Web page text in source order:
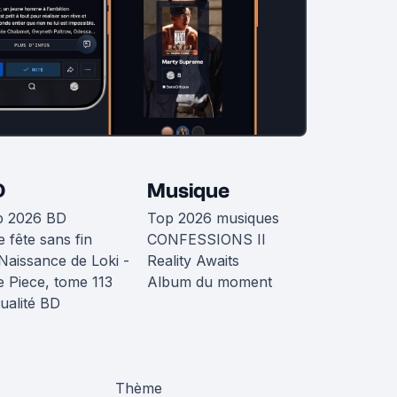
2026 BD
fête sans fin
de Loki -
Piece, tome 113
BD
Musique
Top 2026 musiques
CONFESSIONS II
Reality Awaits
Album du moment
Thème